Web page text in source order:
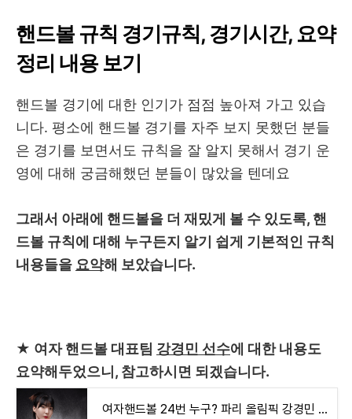
핸드볼 규칙 경기규칙, 경기시간, 요약
정리 내용 보기
핸드볼 경기에 대한 인기가 점점 높아져 가고 있습
니다. 평소에 핸드볼 경기를 자주 보지 못했던 분들
은 경기를 보면서도 규칙을 잘 알지 못해서 경기 운
영에 대해 궁금해했던 분들이 많았을 텐데요
그래서 아래에 핸드볼을 더 재밌게 볼 수 있도록, 핸
드볼 규칙에 대해 누구든지 알기 쉽게 기본적인 규칙
내용들을 요약해 보았습니다.
★ 여자 핸드볼 대표팀 강경민 선수에 대한 내용도
요약해두었으니, 참고하시면 되겠습니다.
여자핸드볼 24번 누구? 파리 올림픽 강경민 선수